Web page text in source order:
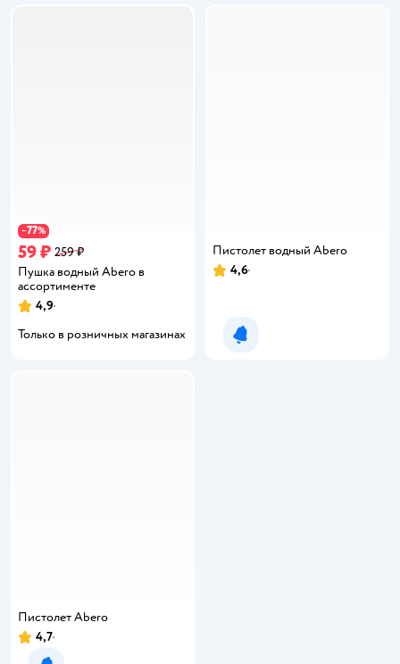
−77%
59 ₽ 259 ₽
Пушка водный Abero в
ассортименте
Рейтинг:
4,9
Только в розничных магазинах
Пистолет водный Abero
Рейтинг:
4,6
Уведомить о появлении
Пистолет Abero
Рейтинг:
4,7